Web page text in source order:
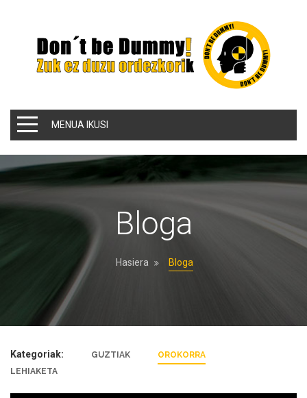
MENUA IKUSI
Bloga
Hasiera Bloga
Kategoriak: GUZTIAK
OROKORRA
LEHIAKETA